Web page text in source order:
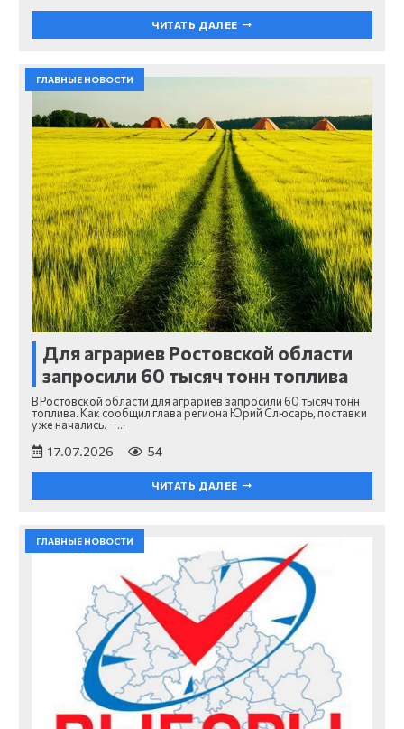
ЧИТАТЬ ДАЛЕЕ
ГЛАВНЫЕ НОВОСТИ
Для аграриев Ростовской области
запросили 60 тысяч тонн топлива
В Ростовской области для аграриев запросили 60 тысяч тонн
топлива. Как сообщил глава региона Юрий Слюсарь, поставки
уже начались. —…
17.07.2026 54
ЧИТАТЬ ДАЛЕЕ
ГЛАВНЫЕ НОВОСТИ